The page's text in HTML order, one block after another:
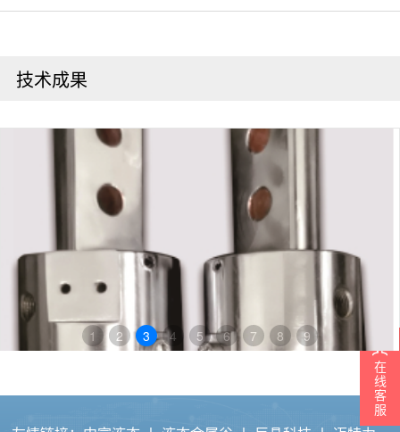
技术成果
1 2 3 4 5 6 7 8 9
在
线
客
服